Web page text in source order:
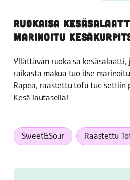
RUOKAISA
MARINOITU
Yllättävän ruokaisa kesäsalaatti,
raikasta makua tuo itse
Rapea, raastettu tofu tuo settiin
Kesä lautasella!
Sweet&Sour Raastettu